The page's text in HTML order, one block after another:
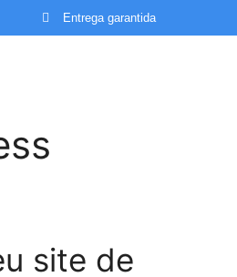
Entrega garantida
site de